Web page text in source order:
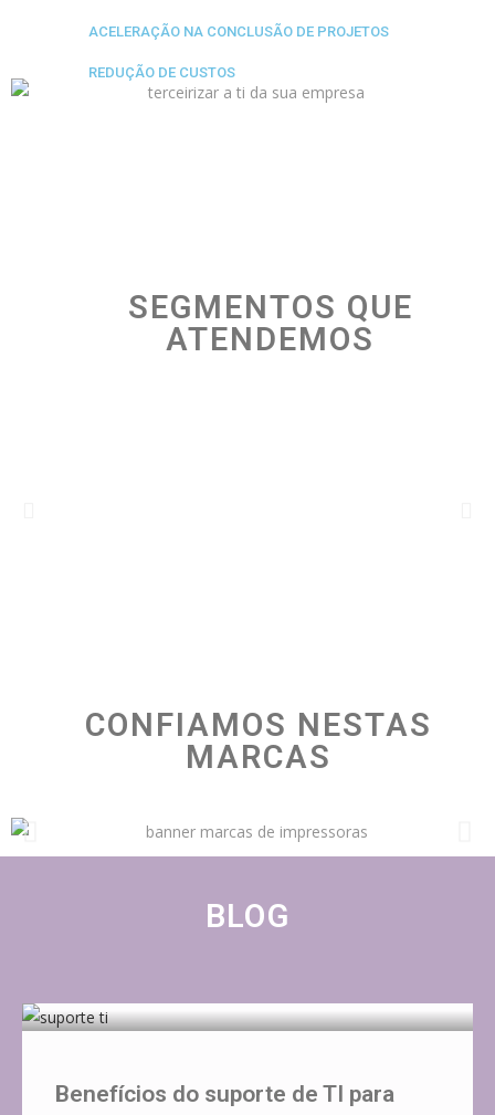
ACELERAÇÃO NA CONCLUSÃO DE PROJETOS
REDUÇÃO DE CUSTOS
SEGMENTOS QUE
ATENDEMOS
CONFIAMOS NESTAS
MARCAS
BLOG
Benefícios do suporte de TI para